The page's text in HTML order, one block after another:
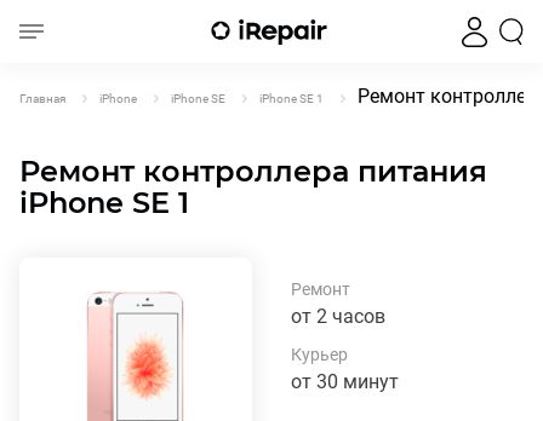
Главная iPhone iPhone SE iPhone SE 1 Ремонт
Ремонт контроллера питания
iPhone SE 1
Ремонт
от 2 часов
Курьер
от 30 минут